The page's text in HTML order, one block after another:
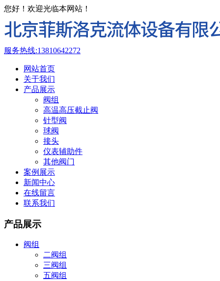
您好！欢迎光临本网站！
服务热线:13810642272
网站首页
关于我们
产品展示
阀组
高温高压截止阀
针型阀
球阀
接头
仪表辅助件
其他阀门
案例展示
新闻中心
在线留言
联系我们
产品展示
阀组
二阀组
三阀组
五阀组